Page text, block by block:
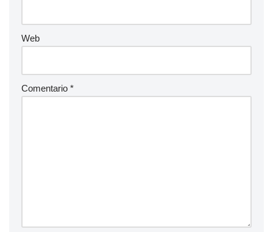
Web
Comentario *